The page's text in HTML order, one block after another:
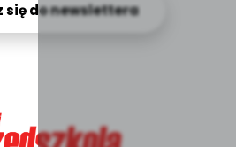
się do newslettera